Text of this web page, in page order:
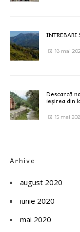
INTREBARI
18 mai
Descarcă
ieșirea din
15 mai
Arhive
august 2020
iunie 2020
mai 2020